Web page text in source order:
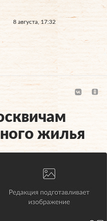
8 августа, 17:32
жилья